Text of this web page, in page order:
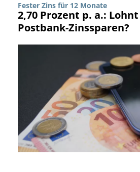
Fester Zins für 12 Monate
2,70 Prozent p. a.:
Postbank-Zinssparen?